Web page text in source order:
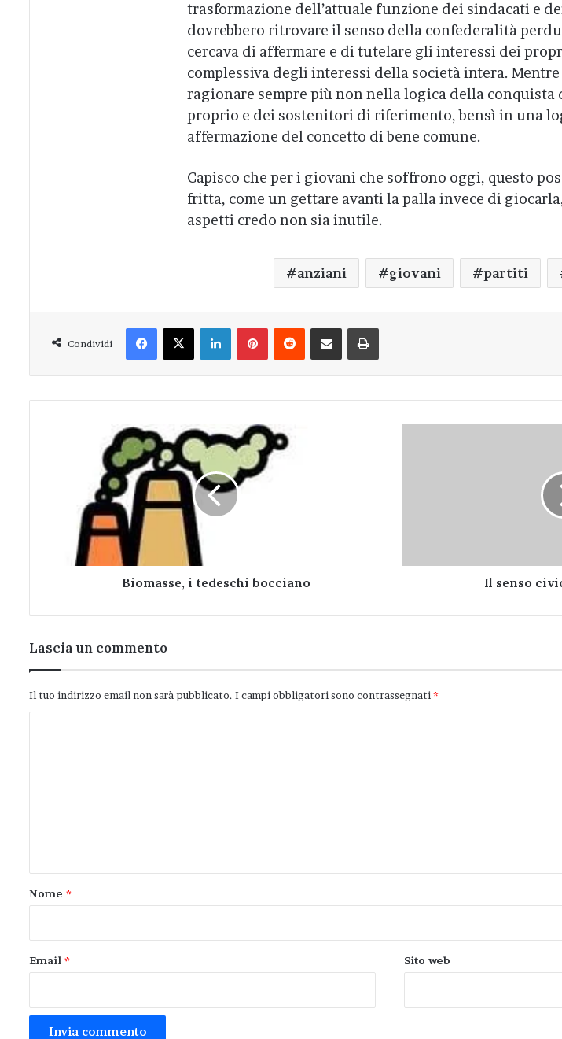
trasformazione dell’attuale funzione dei sindacati e
dovrebbero ritrovare il senso della confederalità
cercava di affermare e di tutelare gli interessi dei
complessiva degli interessi della società intera.
ragionare sempre più non nella logica della conquista
proprio e dei sostenitori di riferimento, bensì in una
affermazione del concetto di bene comune.
Capisco che per i giovani che soffrono oggi, questo
fritta, come un gettare avanti la palla invece di
aspetti credo non sia inutile.
anziani giovani partiti
Condividi
Facebook
X LinkedInPinterestReddit Condividi via Email Stampa
Biomasse, i tedeschi bocciano Il senso
Lascia un commento
Il tuo indirizzo email non sarà pubblicato. I campi obbligatori sono contrassegnati *
o
Nome *
Email * Sito web